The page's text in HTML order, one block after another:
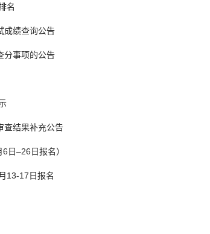
名
成绩查询公告
分事项的公告
查结果补充公告
日–26日报名）
13-17日报名